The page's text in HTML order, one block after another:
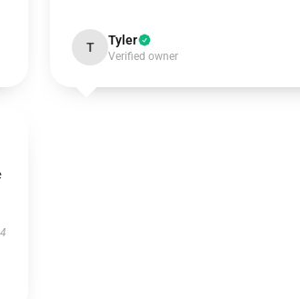
T Tyler
Verified owner